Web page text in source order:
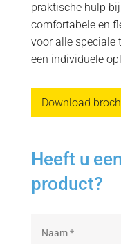
praktische hulp
comfortabele en
voor alle speciale
een individuele
Download
Heeft u
product?